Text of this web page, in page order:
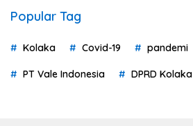
Popular Tag
Kolaka Covid-19 pandemi
PT Vale Indonesia DPRD Kolaka